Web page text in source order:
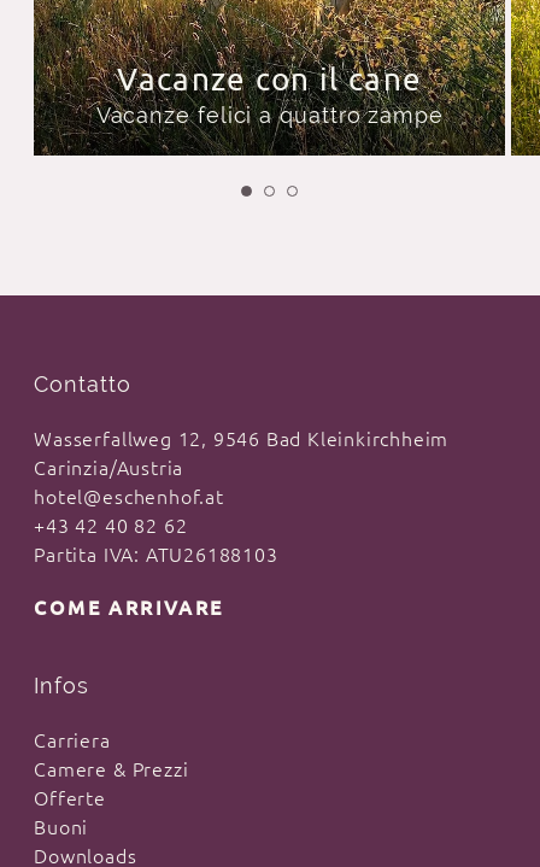
Vacanze con il cane
Vacanze felici a quattro zampe
Contatto
Wasserfallweg 12, 9546 Bad Kleinkirchheim
Carinzia/Austria
hotel@eschenhof.at
+43 42 40 82 62
Partita IVA: ATU26188103
COME ARRIVARE
Infos
Carriera
Camere & Prezzi
Offerte
Buoni
Downloads